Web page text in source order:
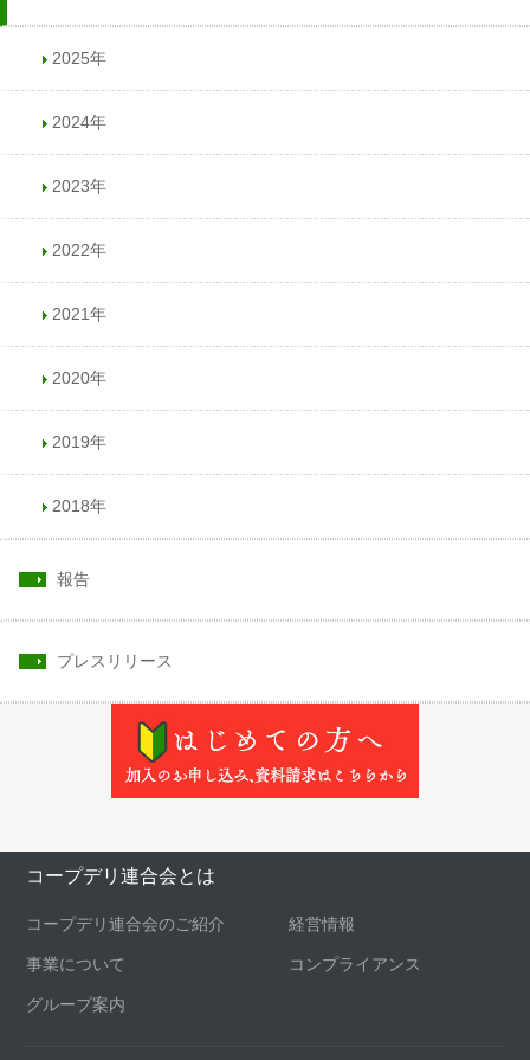
2025年
2024年
2023年
2022年
2021年
2020年
2019年
2018年
報告
プレスリリース
コープデリ連合会とは
コープデリ連合会のご紹介 経営情報
事業について コンプライアンス
グループ案内